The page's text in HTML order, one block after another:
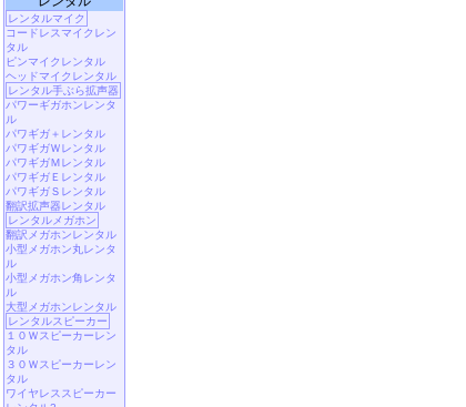
レンタルマイク
コードレスマイクレン
タル
ピンマイクレンタル
ヘッドマイクレンタル
レンタル手ぶら拡声器
パワーギガホンレンタ
ル
パワギガ＋レンタル
パワギガＷレンタル
パワギガＭレンタル
パワギガＥレンタル
パワギガＳレンタル
翻訳拡声器レンタル
レンタルメガホン
翻訳メガホンレンタル
小型メガホン丸レンタ
ル
小型メガホン角レンタ
ル
大型メガホンレンタル
レンタルスピーカー
１０Ｗスピーカーレン
タル
３０Ｗスピーカーレン
タル
ワイヤレススピーカー